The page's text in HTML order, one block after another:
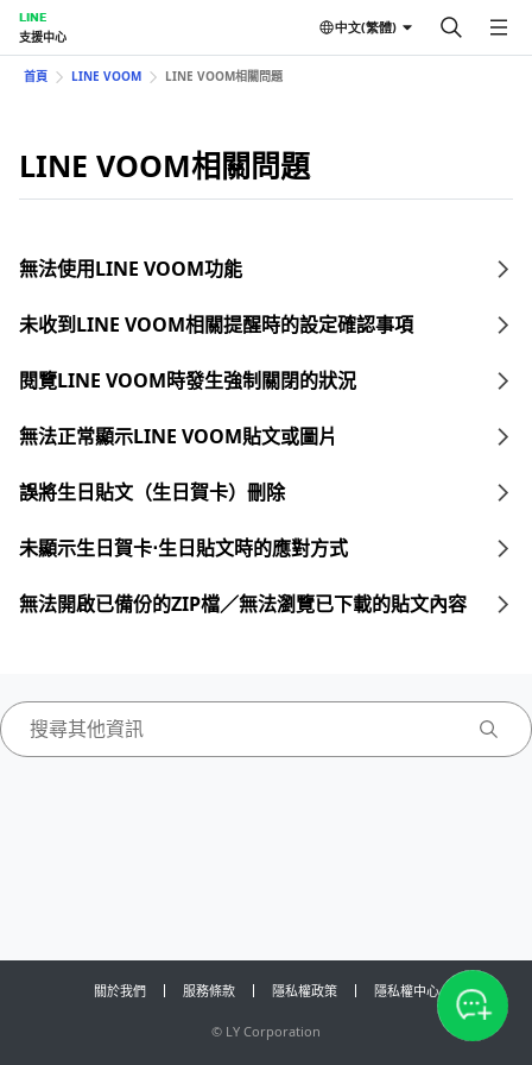
LINE
支援中心
中文(繁體)
首頁 LINE VOOM LINE VOOM相關問題
LINE VOOM相關問題
無法使用LINE VOOM功能
未收到LINE VOOM相關提醒時的設定確認事項
閱覽LINE VOOM時發生強制關閉的狀況
無法正常顯示LINE VOOM貼文或圖片
誤將生日貼文（生日賀卡）刪除
未顯示生日賀卡⋅生日貼文時的應對方式
無法開啟已備份的ZIP檔／無法瀏覽已下載的貼文內容
關於我們 服務條款 隱私權政策 隱私權中心
© LY Corporation